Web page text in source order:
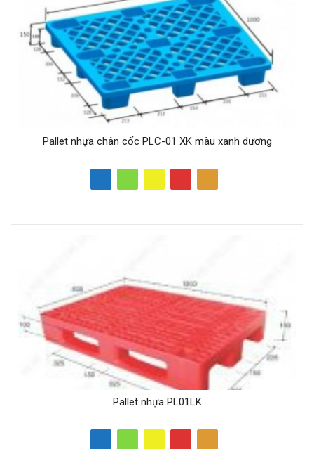
Pallet nhựa chân cốc PLC-01 XK màu xanh dương
Pallet nhựa PL01LK